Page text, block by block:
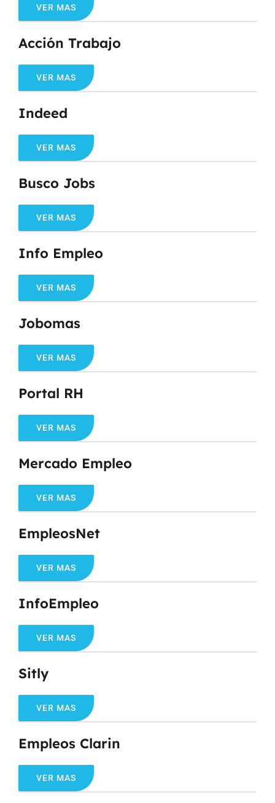
VER MAS
Acción Trabajo
VER MAS
Indeed
VER MAS
Busco Jobs
VER MAS
Info Empleo
VER MAS
Jobomas
VER MAS
Portal RH
VER MAS
Mercado Empleo
VER MAS
EmpleosNet
VER MAS
InfoEmpleo
VER MAS
Sitly
VER MAS
Empleos Clarin
VER MAS